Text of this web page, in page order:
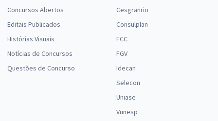
Concursos Abertos
Editais Publicados
Histórias Visuais
Notícias de Concursos
Questões de Concurso
Cesgranrio
Consulplan
FCC
FGV
Idecan
Selecon
Uniase
Vunesp